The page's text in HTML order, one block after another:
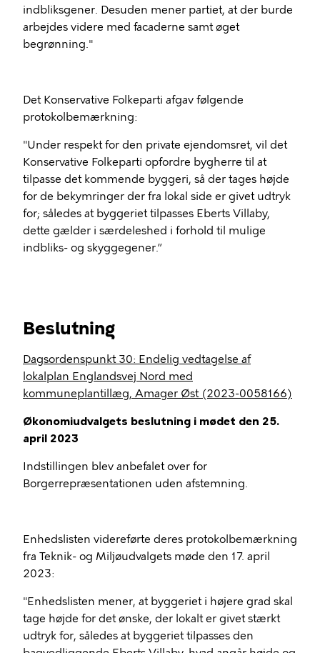
indbliksgener. Desuden mener partiet, at der burde
arbejdes videre med facaderne samt øget
begrønning."
Det Konservative Folkeparti afgav følgende
protokolbemærkning:
"Under respekt for den private ejendomsret, vil det
Konservative Folkeparti opfordre bygherre til at
tilpasse det kommende byggeri, så der tages højde
for de bekymringer der fra lokal side er givet udtryk
for; således at byggeriet tilpasses Eberts Villaby,
dette gælder i særdeleshed i forhold til mulige
indbliks- og skyggegener.”
Beslutning
Dagsordenspunkt 30: Endelig vedtagelse af
lokalplan Englandsvej Nord med
kommuneplantillæg, Amager Øst (2023-0058166)
Økonomiudvalgets beslutning i mødet den 25.
april 2023
Indstillingen blev anbefalet over for
Borgerrepræsentationen uden afstemning.
Enhedslisten videreførte deres protokolbemærkning
fra Teknik- og Miljøudvalgets møde den 17. april
2023:
"Enhedslisten mener, at byggeriet i højere grad skal
tage højde for det ønske, der lokalt er givet stærkt
udtryk for, således at byggeriet tilpasses den